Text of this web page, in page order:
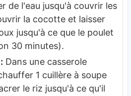
de l'eau jusqu'à couvrir les
la cocotte et laisser
jusqu'à ce que le poulet
30 minutes).
Dans une casserole
1 cuillère à soupe
le riz jusqu'à ce qu'il